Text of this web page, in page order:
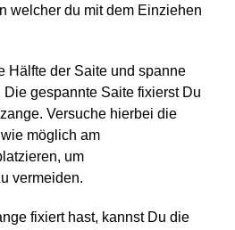
welcher du mit dem Einziehen
Hälfte der Saite und spanne
gespannte Saite fixierst Du
Versuche hierbei die
möglich am
um
vermeiden.
fixiert hast, kannst Du die